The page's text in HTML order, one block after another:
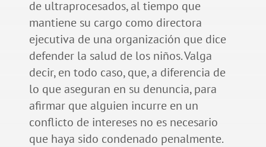
de ultraprocesados, al tiempo que
mantiene su cargo como directora
ejecutiva de una organización que dice
defender la salud de los niños. Valga
decir, en todo caso, que, a diferencia de
lo que aseguran en su denuncia, para
afirmar que alguien incurre en un
conflicto de intereses no es necesario
que haya sido condenado penalmente.